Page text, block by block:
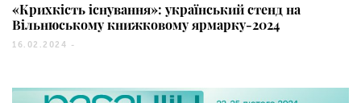
«Крихкість існування»: український стенд на
Вільнюському книжковому ярмарку-2024
16.02.2024 -